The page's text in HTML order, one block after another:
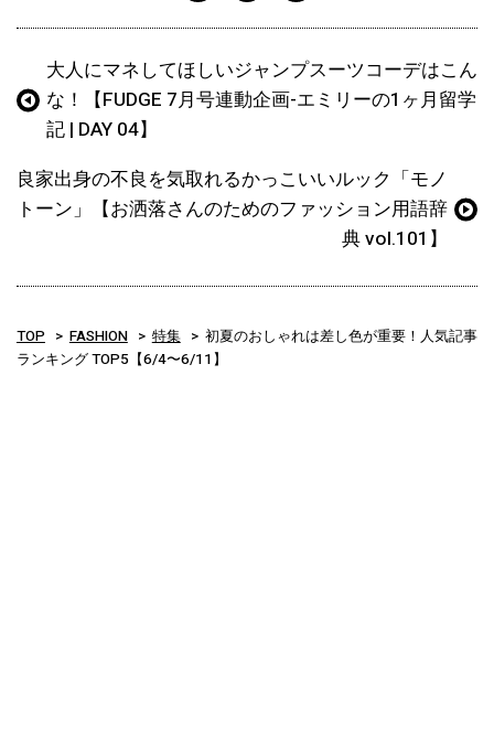
大人にマネしてほしいジャンプスーツコーデはこん
な！【FUDGE 7月号連動企画-エミリーの1ヶ月留学
記 | DAY 04】
良家出身の不良を気取れるかっこいいルック「モノ
トーン」【お洒落さんのためのファッション用語辞
典 vol.101】
TOP FASHION 特集
初夏のおしゃれは差し色が重要！人気記事
ランキング TOP5【6/4〜6/11】